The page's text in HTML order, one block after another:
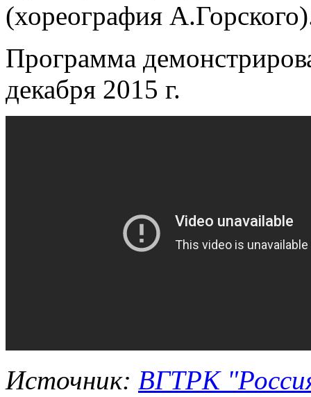
(хореография
Программа
декабря 2015 г.
Источник: ВГТРК